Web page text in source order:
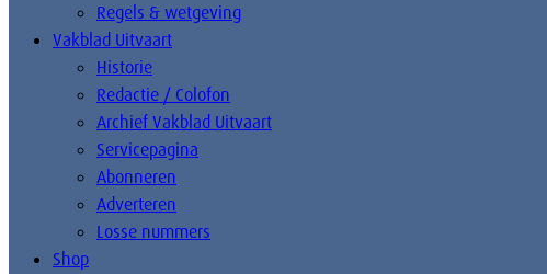
Regels & wetgeving
Vakblad Uitvaart
Historie
Redactie / Colofon
Archief Vakblad Uitvaart
Servicepagina
Abonneren
Adverteren
Losse nummers
Shop